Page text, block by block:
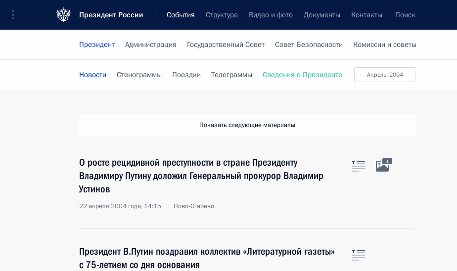
Президент России События Структура Видео и фото Документы Контакты Поиск
Президент Администрация Государственный Совет Совет Безопасности Комиссии и советы
апрель, 2004
Новости Стенограммы Поездки Телеграммы Сведения о Президенте
Показать следующие материалы
О росте рецидивной преступности в стране Президенту
Владимиру Путину доложил Генеральный прокурор Владимир
Устинов
22 апреля 2004 года, 14:15 Ново-Огарево
1
Президент В.Путин поздравил коллектив «Литературной газеты»
с 75-летием со дня основания